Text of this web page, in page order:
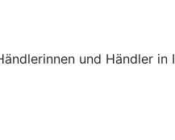
und Händler